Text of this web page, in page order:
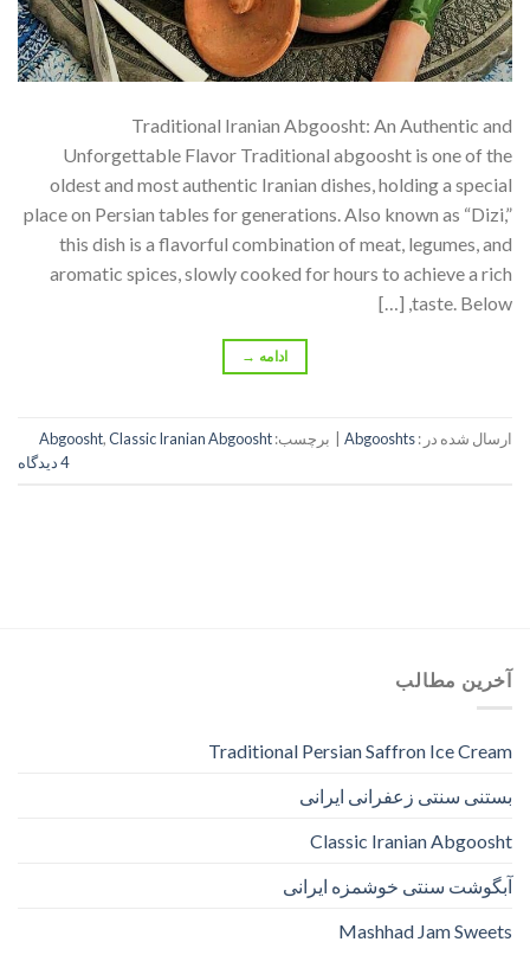
Traditional Iranian Abgoosht: An Authentic and
Unforgettable Flavor Traditional abgoosht is one of the
oldest and most authentic Iranian dishes, holding a special
place on Persian tables for generations. Also known as “Dizi,”
this dish is a flavorful combination of meat, legumes, and
aromatic spices, slowly cooked for hours to achieve a rich
taste. Below, […]
ادامه →
ارسال شده در :Abgooshts برچسب: Abgoosht,Classic Iranian Abgoosht
4 دیدگاه
آخرین مطالب
Traditional Persian Saffron Ice Cream
بستنی سنتی زعفرانی ایرانی
Classic Iranian Abgoosht
آبگوشت سنتی خوشمزه ایرانی
Mashhad Jam Sweets